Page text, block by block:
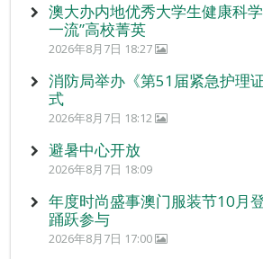
澳大办内地优秀大学生健康科
一流”高校菁英
2026年8月7日 18:27
消防局举办《第51届紧急护理
式
2026年8月7日 18:12
避暑中心开放
2026年8月7日 18:09
年度时尚盛事澳门服装节10月
踊跃参与
2026年8月7日 17:00